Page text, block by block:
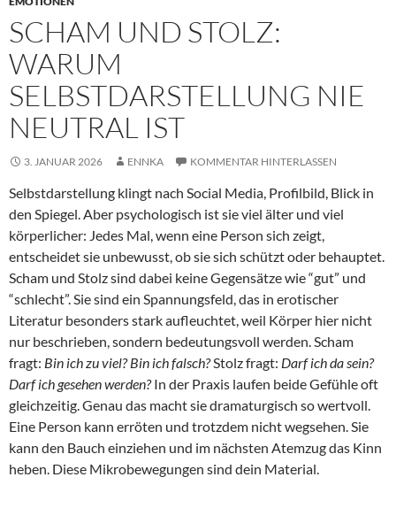
SCHAM UND STOLZ:
WARUM
SELBSTDARSTELLUNG NIE
NEUTRAL IST
3. JANUAR 2026 ENNKA KOMMENTAR HINTERLASSEN
Selbstdarstellung klingt nach Social Media, Profilbild, Blick in
den Spiegel. Aber psychologisch ist sie viel älter und viel
körperlicher: Jedes Mal, wenn eine Person sich zeigt,
entscheidet sie unbewusst, ob sie sich schützt oder behauptet.
Scham und Stolz sind dabei keine Gegensätze wie “gut” und
“schlecht”. Sie sind ein Spannungsfeld, das in erotischer
Literatur besonders stark aufleuchtet, weil Körper hier nicht
nur beschrieben, sondern bedeutungsvoll werden. Scham
fragt: Bin ich zu viel? Bin ich falsch?Stolz fragt: Darf ich da sein?
Darf ich gesehen werden?In der Praxis laufen beide Gefühle oft
gleichzeitig. Genau das macht sie dramaturgisch so wertvoll.
Eine Person kann erröten und trotzdem nicht wegsehen. Sie
kann den Bauch einziehen und im nächsten Atemzug das Kinn
heben. Diese Mikrobewegungen sind dein Material.